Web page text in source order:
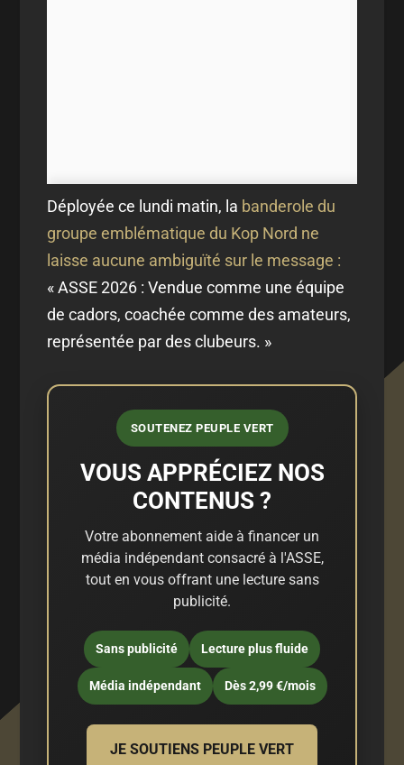
Déployée ce lundi matin, la banderole du
groupe emblématique du Kop Nord ne
laisse aucune ambiguïté sur le message :
« ASSE 2026 : Vendue comme une équipe
de cadors, coachée comme des amateurs,
représentée par des clubeurs. »
SOUTENEZ PEUPLE VERT
VOUS APPRÉCIEZ NOS
CONTENUS ?
Votre abonnement aide à financer un
média indépendant consacré à l'ASSE,
tout en vous offrant une lecture sans
publicité.
Sans publicité Lecture plus fluide
Média indépendant Dès 2,99 €/mois
JE SOUTIENS PEUPLE VERT